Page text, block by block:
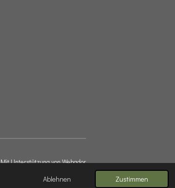
Ablehnen Zustimmen
Mit Unterstützung vonWebador